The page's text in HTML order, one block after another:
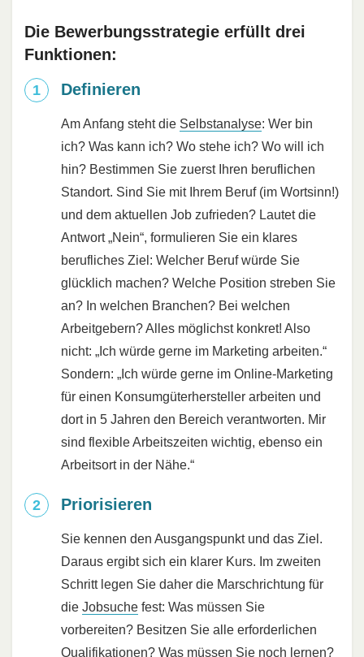
Die Bewerbungsstrategie erfüllt drei
Funktionen:
Definieren
Am Anfang steht die Selbstanalyse: Wer bin
ich? Was kann ich? Wo stehe ich? Wo will ich
hin? Bestimmen Sie zuerst Ihren beruflichen
Standort. Sind Sie mit Ihrem Beruf (im Wortsinn!)
und dem aktuellen Job zufrieden? Lautet die
Antwort „Nein“, formulieren Sie ein klares
berufliches Ziel: Welcher Beruf würde Sie
glücklich machen? Welche Position streben Sie
an? In welchen Branchen? Bei welchen
Arbeitgebern? Alles möglichst konkret! Also
nicht: „Ich würde gerne im Marketing arbeiten.“
Sondern: „Ich würde gerne im Online-Marketing
für einen Konsumgüterhersteller arbeiten und
dort in 5 Jahren den Bereich verantworten. Mir
sind flexible Arbeitszeiten wichtig, ebenso ein
Arbeitsort in der Nähe.“
Priorisieren
Sie kennen den Ausgangspunkt und das Ziel.
Daraus ergibt sich ein klarer Kurs. Im zweiten
Schritt legen Sie daher die Marschrichtung für
die Jobsuche fest: Was müssen Sie
vorbereiten? Besitzen Sie alle erforderlichen
Qualifikationen? Was müssen Sie noch lernen?